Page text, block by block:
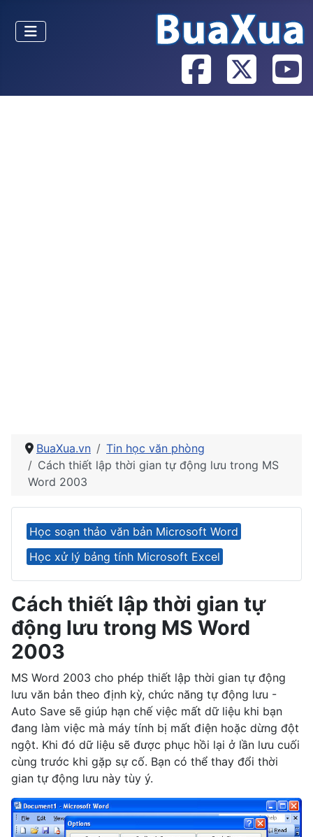
BuaXua.vn
Tin học văn phòng
Cách thiết lập thời gian tự động lưu trong MS
Word 2003
Học soạn thảo văn bản Microsoft Word
Học xử lý bảng tính Microsoft Excel
Cách thiết lập thời gian tự
động lưu trong MS Word
2003
MS Word 2003 cho phép thiết lập thời gian tự động
lưu văn bản theo định kỳ, chức năng tự động lưu -
Auto Save sẽ giúp hạn chế việc mất dữ liệu khi bạn
đang làm việc mà máy tính bị mất điện hoặc dừng đột
ngột. Khi đó dữ liệu sẽ được phục hồi lại ở lần lưu cuối
cùng trước khi gặp sự cố. Bạn có thể thay đổi thời
gian tự động lưu này tùy ý.